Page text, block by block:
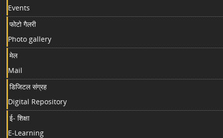
Events
फोटो गैलरी
Photo gallery
मेल
Mail
डिजिटल संग्रह
Digital Repository
ई- शिक्षा
E-Learning